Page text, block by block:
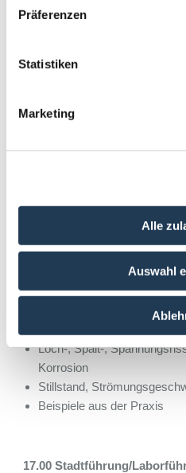
Präferenzen
Statistiken
Marketing
Alle
Auswahl
SE & Co. KGaA
Arbeitsintensive
Holger Döbert,
Chloride – Todfeinde
Loch-, Spalt-,
Korrosion
Stillstand,
Beispiele aus der Praxis
17.00 Stadtführung/